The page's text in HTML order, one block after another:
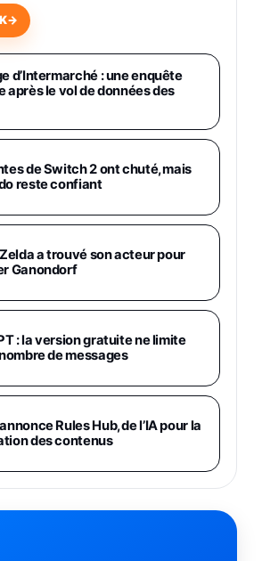
Galaxy Miracle Ultra, Smartphone
avec Galaxy AI, 512 Go,
Secteur Rapide 25W Inclus,
déverrouillé, Noir, Version FR
Ultra 512 Go Bleu
Fnac (Vendeur Tiers)
Ultra 256 Go Violet
Fnac (Vendeur Tiers)
- Casque Enfant - Bleu &
Audio 5 Casques, Blanc
Fnac (Vendeur Tiers)
Routeur sans Fil Double
(Serveur et Client VPN, Triple
Point d'accès et Bridge, contrôle
Amazon
KX-TG6822 Téléphones Sans fil
→
d’Intermarché : une enquête
après le vol de données des
de Switch 2 ont chuté, mais
reste confiant
a trouvé son acteur pour
Ganondorf
: la version gratuite ne limite
de messages
Rules Hub, de l’IA pour la
des contenus